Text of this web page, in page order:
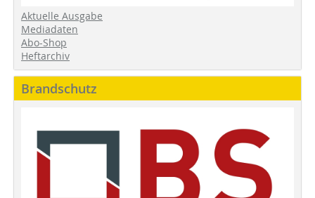
Aktuelle Ausgabe
Mediadaten
Abo-Shop
Heftarchiv
Brandschutz